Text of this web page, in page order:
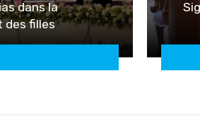
dans la
des filles